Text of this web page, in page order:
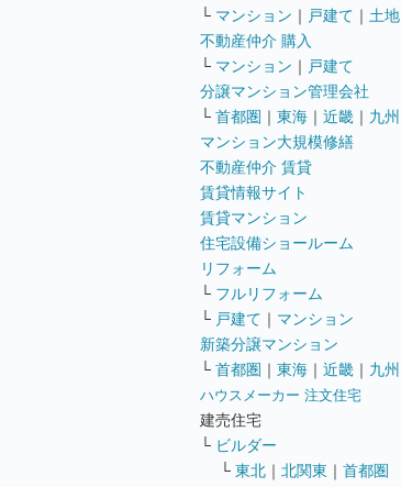
└ マンション ｜ 戸建て ｜ 土地
不動産仲介 購入
└ マンション ｜ 戸建て
分譲マンション管理会社
└ 首都圏 ｜ 東海 ｜ 近畿 ｜ 九州
マンション大規模修繕
不動産仲介 賃貸
賃貸情報サイト
賃貸マンション
住宅設備ショールーム
リフォーム
└ フルリフォーム
└ 戸建て ｜ マンション
新築分譲マンション
└ 首都圏 ｜ 東海 ｜ 近畿 ｜ 九州
ハウスメーカー 注文住宅
建売住宅
└ ビルダー
└ 東北 ｜ 北関東 ｜ 首都圏